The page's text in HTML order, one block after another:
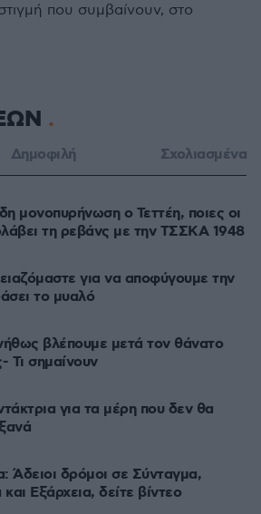
που συμβαίνουν, στο
Δημοφιλή Σχολιασμένα
μονοπυρήνωση ο Τεττέη, ποιες οι
τη ρεβάνς με την ΤΣΣΚΑ 1948
για να αποφύγουμε την
το μυαλό
βλέπουμε μετά τον θάνατο
Τι σημαίνουν
για τα μέρη που δεν θα
Άδειοι δρόμοι σε Σύνταγμα,
Εξάρχεια, δείτε βίντεο